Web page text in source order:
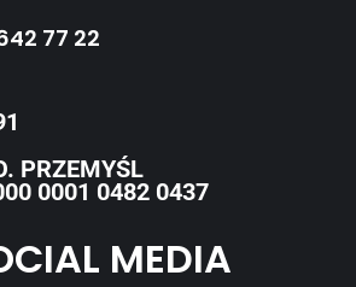
77 22
PRZEMYŚL
0001 0482 0437
MEDIA